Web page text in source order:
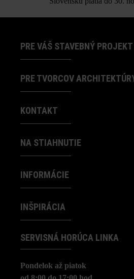
PRE VÁŠ STAVEBNÝ PROJEKT
PRE TVORCOV
KONTAKT
NA STIAHNUTIE
INFORMÁCIE
INŠPIRÁCIA
SERVISNÁ HORÚCA LINKA
Pondelok až piatok